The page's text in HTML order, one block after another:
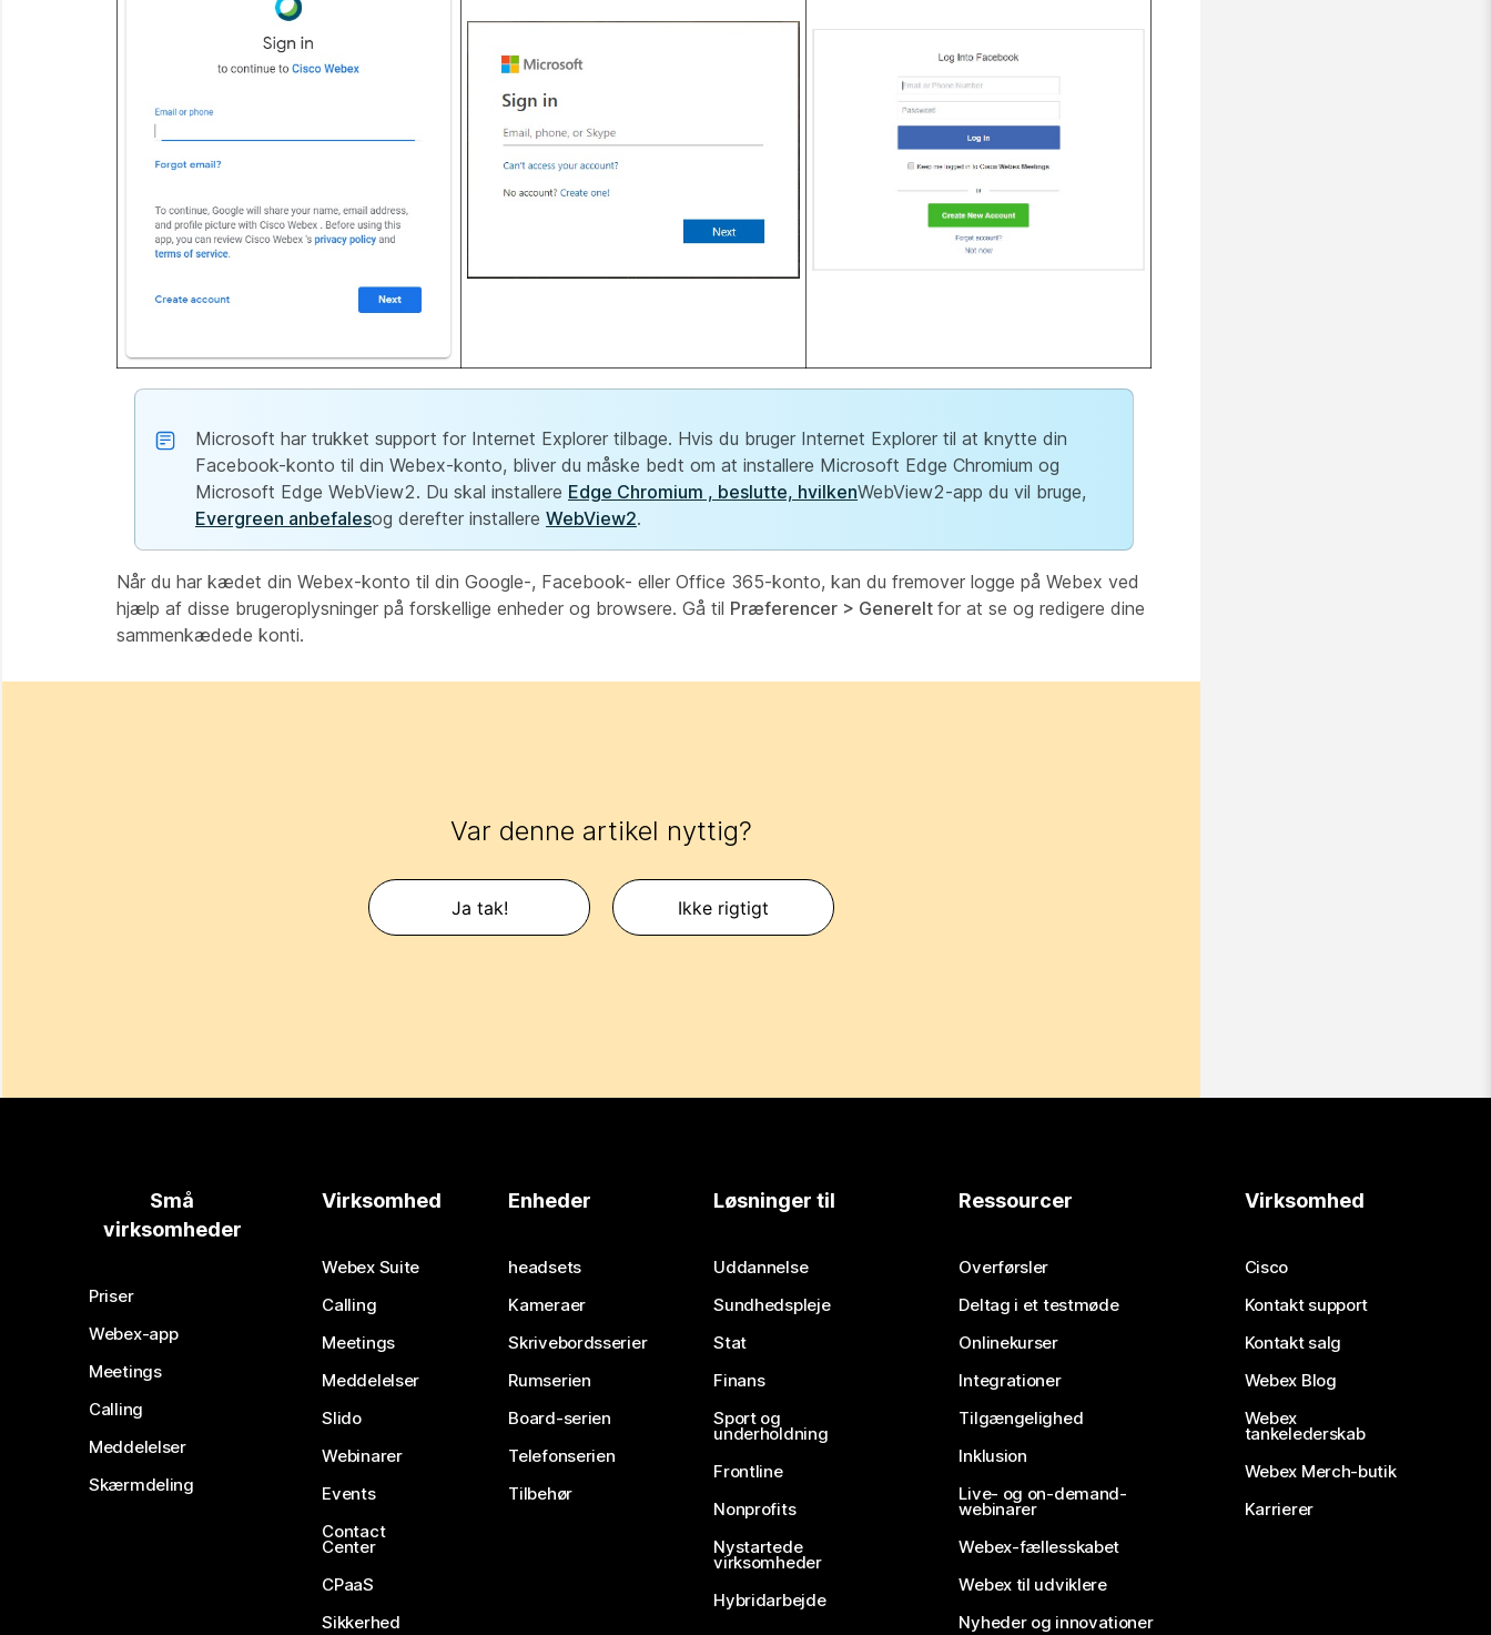
Microsoft har trukket support for Internet Explorer tilbage. Hvis du bruger Internet Explorer til at knytte din
Facebook-konto til din Webex-konto, bliver du måske bedt om at installere Microsoft Edge Chromium og
Microsoft Edge WebView2. Du skal installere Edge Chromium , beslutte, hvilkenWebView2-app du vil bruge,
Evergreen anbefalesog derefter installere WebView2.
Når du har kædet din Webex-konto til din Google-, Facebook- eller Office 365-konto, kan du fremover logge på Webex ved
hjælp af disse brugeroplysninger på forskellige enheder og browsere. Gå til Præferencer > Generelt for at se og redigere dine
sammenkædede konti.
Var denne artikel nyttig?
Ja tak! Ikke rigtigt
Små
virksomheder
Priser
Webex-app
Meetings
Calling
Meddelelser
Skærmdeling
Virksomhed
Webex Suite
Calling
Meetings
Meddelelser
Slido
Webinarer
Events
Contact
Center
CPaaS
Sikkerhed
Enheder
headsets
Kameraer
Skrivebordsserier
Rumserien
Board-serien
Telefonserien
Tilbehør
Løsninger til
Uddannelse
Sundhedspleje
Stat
Finans
Sport og
underholdning
Frontline
Nonprofits
Nystartede
virksomheder
Hybridarbejde
Ressourcer
Overførsler
Deltag i et testmøde
Onlinekurser
Integrationer
Tilgængelighed
Inklusion
Live- og on-demand-
webinarer
Webex-fællesskabet
Webex til udviklere
Nyheder og innovationer
Virksomhed
Cisco
Kontakt support
Kontakt salg
Webex Blog
Webex
tankelederskab
Webex Merch-butik
Karrierer